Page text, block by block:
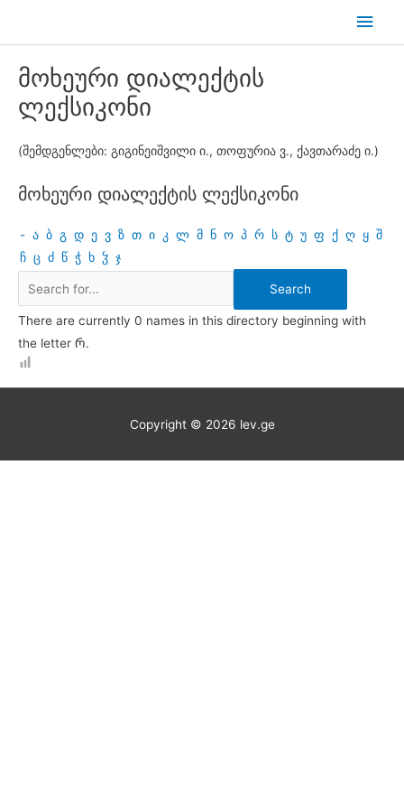
Main
მოხეური დიალექტის
ლექსიკონი
(შემდგენლები: გიგინეიშვილი ი., თოფურია ვ., ქავთარაძე ი.)
მოხეური დიალექტის ლექსიკონი
- ა ბ გ დ ე ვ ზ თ ი კ ლ მ ნ ო პ რ ს ტ უ ფ ქ ღ ყ შ
ჩ ც ძ წ ჭ ხ ჴ ჯ
There are currently 0 names in this directory beginning with
the letter Რ.
Copyright © 2026 lev.ge